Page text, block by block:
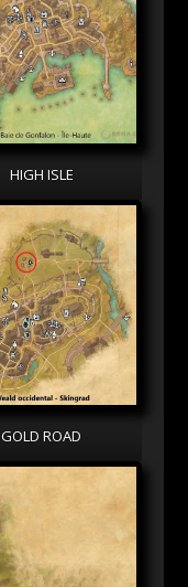
HIGH ISLE
GOLD ROAD